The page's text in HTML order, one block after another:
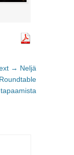
→ Next
post:
Neljä
tapaamista